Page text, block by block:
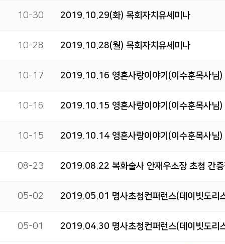
10-30 2019.10.29(화) 목회자치유세미나
10-28 2019.10.28(월) 목회자치유세미나
10-17 2019.10.16 영혼사랑이야기(이수훈목사님)
10-16 2019.10.15 영혼사랑이야기(이수훈목사님)
10-15 2019.10.14 영혼사랑이야기(이수훈목사님)
08-23 2019.08.22 복화술사 안재우소장 초청 간
05-02 2019.05.01 명사초청컨퍼런스(데이빗도리
05-01 2019.04.30 명사초청컨퍼런스(데이빗도리